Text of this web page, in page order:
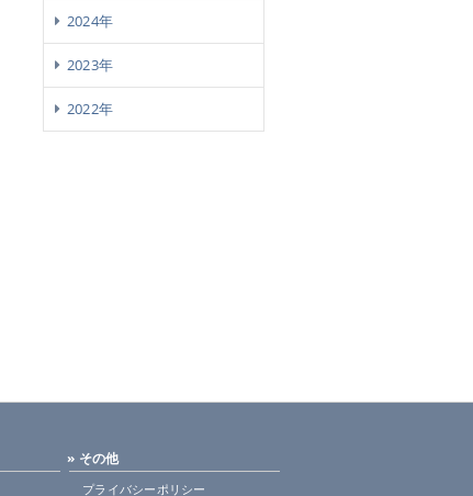
2024年
2023年
2022年
» その他
プライバシーポリシー